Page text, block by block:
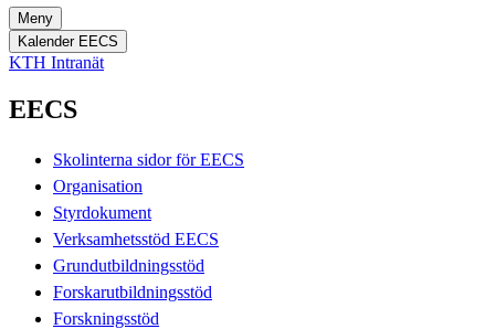
Meny
Kalender EECS
KTH Intranät
EECS
Skolinterna sidor för EECS
Organisation
Styrdokument
Verksamhetsstöd EECS
Grundutbildningsstöd
Forskarutbildningsstöd
Forskningsstöd